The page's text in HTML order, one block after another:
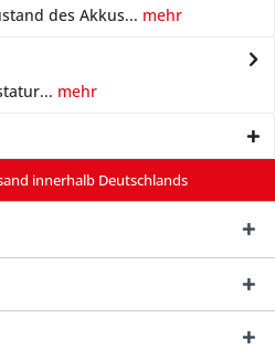
des Akkus... mehr
mehr
innerhalb Deutschlands